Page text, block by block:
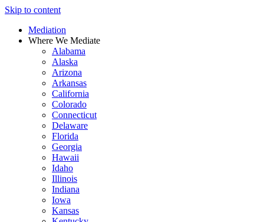
Skip to content
Mediation
Where We Mediate
Alabama
Alaska
Arizona
Arkansas
California
Colorado
Connecticut
Delaware
Florida
Georgia
Hawaii
Idaho
Illinois
Indiana
Iowa
Kansas